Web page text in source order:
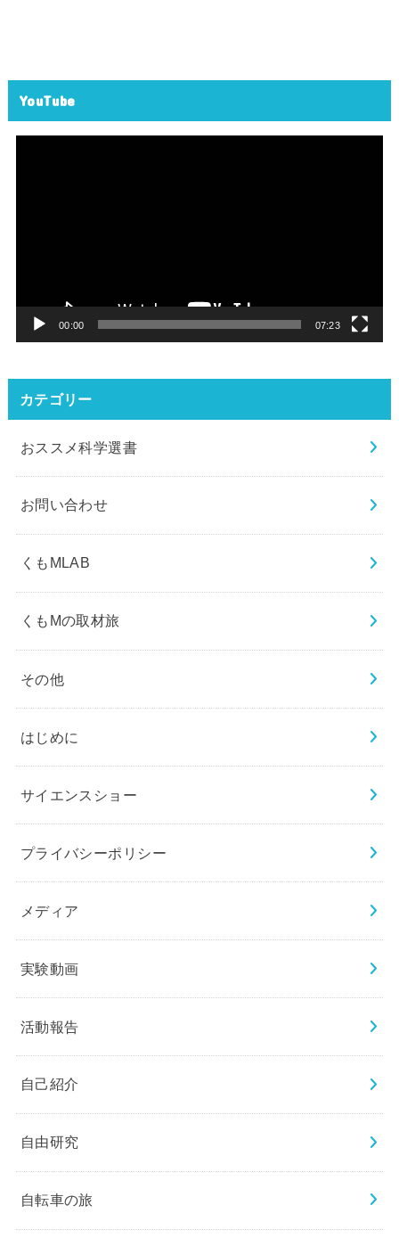
YouTube
00:00 07:23
カテゴリー
おススメ科学選書
お問い合わせ
くもMLAB
くもMの取材旅
その他
はじめに
サイエンスショー
プライバシーポリシー
メディア
実験動画
活動報告
自己紹介
自由研究
自転車の旅